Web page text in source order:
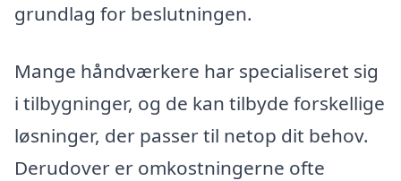
grundlag for beslutningen.
Mange håndværkere har specialiseret sig
i tilbygninger, og de kan tilbyde forskellige
løsninger, der passer til netop dit behov.
Derudover er omkostningerne ofte